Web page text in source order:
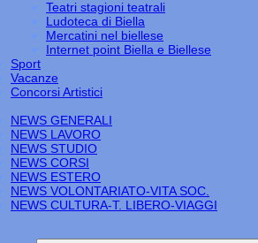
Teatri stagioni teatrali
Ludoteca di Biella
Mercatini nel biellese
Internet point Biella e Biellese
Sport
Vacanze
Concorsi Artistici
NEWS GENERALI
NEWS LAVORO
NEWS STUDIO
NEWS CORSI
NEWS ESTERO
NEWS VOLONTARIATO-VITA SOC.
NEWS CULTURA-T. LIBERO-VIAGGI